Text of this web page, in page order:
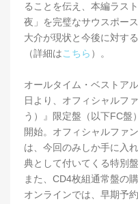
ることを伝え、本編ラス
夜」を完璧なサウスポー
大介が現状と今後に対す
（詳細はこちら ）。
オールタイム・ベストア
日より、オフィシャルフ
う）』限定盤（以下FC盤
開始。オフィシャルファ
は、今回のみしか手に入
典として付いてくる特別
また、CD4枚組通常盤の
オンラインでは、早期予